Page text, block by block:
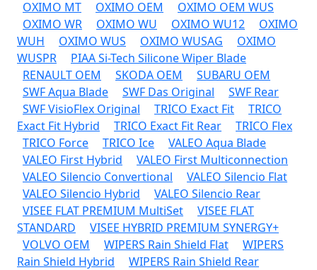
OXIMO MT
OXIMO OEM
OXIMO OEM WUS
OXIMO WR
OXIMO WU OXIMO WU12
OXIMO
WUH
OXIMO WUS OXIMO WUSAG
OXIMO
WUSPR
PIAA Si-Tech Silicone Wiper Blade
RENAULT OEM
SKODA OEM
SUBARU OEM
SWF Aqua Blade
SWF Das Original
SWF Rear
SWF VisioFlex Original
TRICO Exact Fit
TRICO
Exact Fit Hybrid
TRICO Exact Fit Rear
TRICO Flex
TRICO Force
TRICO Ice
VALEO Aqua Blade
VALEO First Hybrid
VALEO First Multiconnection
VALEO Silencio Convertional
VALEO Silencio Flat
VALEO Silencio Hybrid
VALEO Silencio Rear
VISEE FLAT PREMIUM MultiSet
VISEE FLAT
STANDARD
VISEE HYBRID PREMIUM SYNERGY+
VOLVO OEM
WIPERS Rain Shield Flat
WIPERS
Rain Shield Hybrid
WIPERS Rain Shield Rear